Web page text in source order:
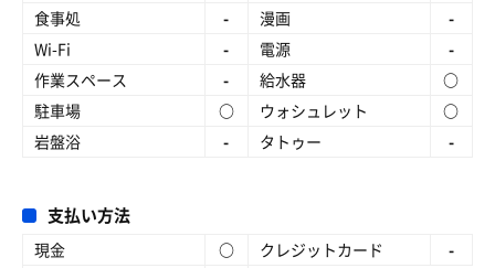
食事処
- 漫画
-
Wi-Fi
- 電源
-
作業スペース
- 給水器
○
駐車場
○ ウォシュレット
○
岩盤浴
- タトゥー -
支払い方法
現金 ○ クレジットカード
-